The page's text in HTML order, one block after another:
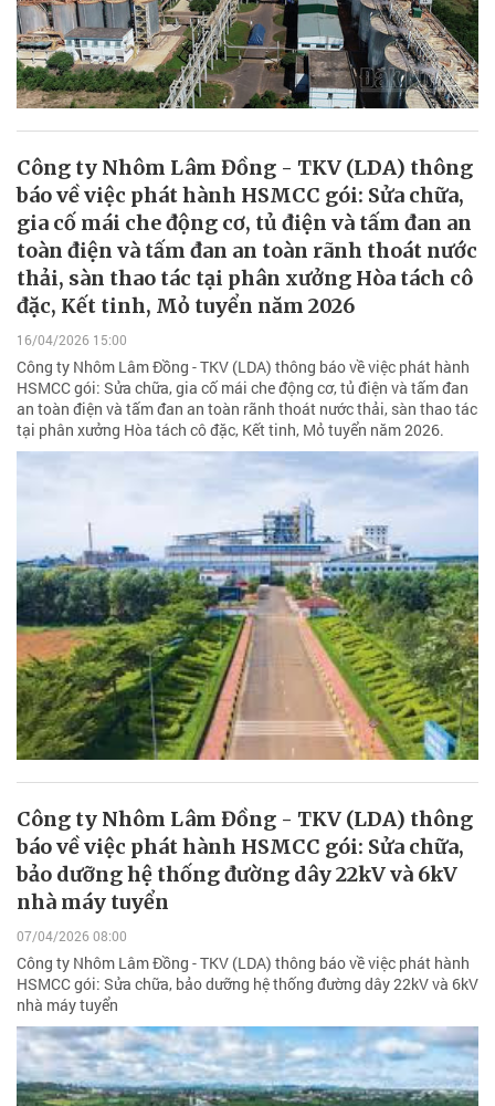
Công ty Nhôm Lâm Đồng - TKV (LDA) thông
báo về việc phát hành HSMCC gói: Sửa chữa,
gia cố mái che động cơ, tủ điện và tấm đan an
toàn điện và tấm đan an toàn rãnh thoát nước
thải, sàn thao tác tại phân xưởng Hòa tách cô
đặc, Kết tinh, Mỏ tuyển năm 2026
16/04/2026 15:00
Công ty Nhôm Lâm Đồng - TKV (LDA) thông báo về việc phát hành
HSMCC gói: Sửa chữa, gia cố mái che động cơ, tủ điện và tấm đan
an toàn điện và tấm đan an toàn rãnh thoát nước thải, sàn thao tác
tại phân xưởng Hòa tách cô đặc, Kết tinh, Mỏ tuyển năm 2026.
Công ty Nhôm Lâm Đồng - TKV (LDA) thông
báo về việc phát hành HSMCC gói: Sửa chữa,
bảo dưỡng hệ thống đường dây 22kV và 6kV
nhà máy tuyển
07/04/2026 08:00
Công ty Nhôm Lâm Đồng - TKV (LDA) thông báo về việc phát hành
HSMCC gói: Sửa chữa, bảo dưỡng hệ thống đường dây 22kV và 6kV
nhà máy tuyển